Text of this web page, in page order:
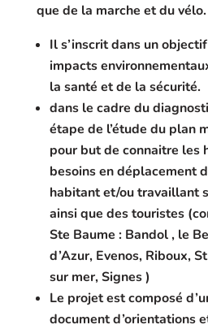
que de la marche et du vélo.
Il s’inscrit dans un
impacts
la santé et de la sécurité.
dans le cadre du
étape de l’étude du plan
pour but de connaitre les
besoins en déplacement
habitant et/ou travaillant
ainsi que des touristes
Ste Baume : Bandol , le
d’Azur, Evenos, Riboux,
sur mer, Signes )
Le projet est composé
document d’orientations